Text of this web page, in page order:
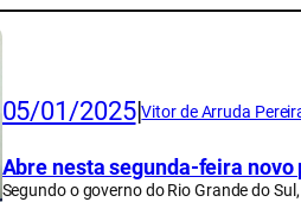
05/01/2025|Vitor de Arruda
Abre nesta segunda-feira novo
Segundo o governo do Rio Grande do